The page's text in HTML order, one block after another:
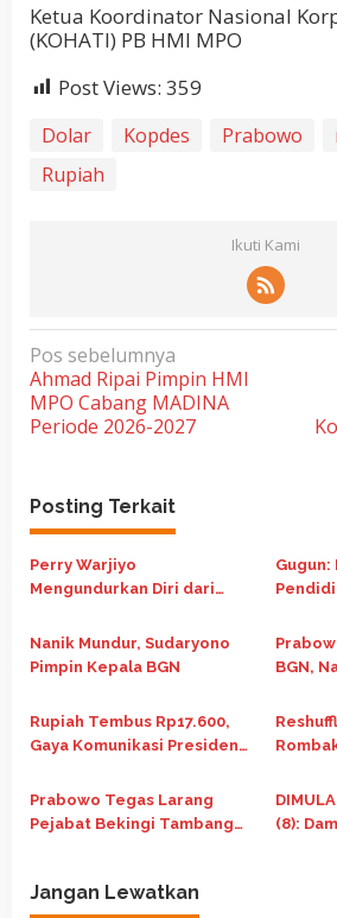
Ketua Koordinator Nasional
(KOHATI) PB HMI MPO
Post Views: 359
Dolar Kopdes Prabowo
Rupiah
Ikuti Kami
N
a
v
a
s
i
o
Pos sebelumnya
Ahmad Ripai Pimpin HMI
MPO Cabang MADINA
Periode 2026-2027
Posting Terkait
Perry Warjiyo
Mengundurkan Diri dari
Damayanti Jadi Pejabat
Sementara
Nanik Mundur, Sudaryono
Pimpin Kepala BGN
BGN,
Badan
Rupiah Tembus Rp17.600,
Gaya Komunikasi Presiden
Prabowo Tegas Larang
Pejabat Bekingi Tambang
(8):
Jangan Lewatkan